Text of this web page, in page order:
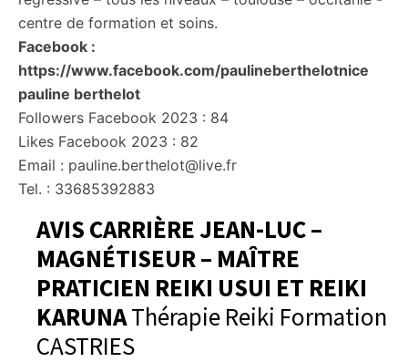
centre de formation et soins.
Facebook :
https://www.facebook.com/paulineberthelotnice
pauline berthelot
Followers Facebook 2023 : 84
Likes Facebook 2023 : 82
Email : pauline.berthelot@live.fr
Tel. : 33685392883
AVIS CARRIÈRE JEAN-LUC –
MAGNÉTISEUR – MAÎTRE
PRATICIEN REIKI USUI ET REIKI
KARUNAThérapie Reiki Formation
CASTRIES